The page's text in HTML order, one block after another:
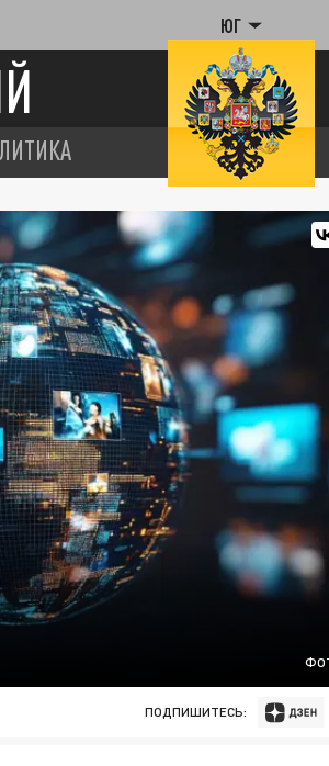
ЮГ
ПОДПИШИТЕСЬ: